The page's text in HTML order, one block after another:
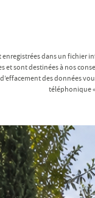
dans un fichier
et sont destinées à nos
des données
téléphonique